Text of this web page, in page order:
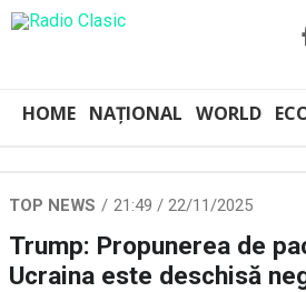
HOME NAȚIONAL WORLD
TOP NEWS 21:49 / 22/11/2025
Trump: Propunerea de
Ucraina este deschisă